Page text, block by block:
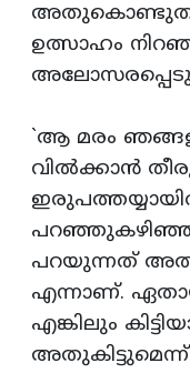
ഉത്സാഹം
`ആ മരം
വില്‍ക്കാന്‍
പറയുന്നത്‌ അതു
എന്നാണ്‌.
എങ്കിലും
അതുകിട്ടുമെന്ന്‌